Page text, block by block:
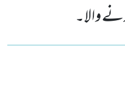
والا۔